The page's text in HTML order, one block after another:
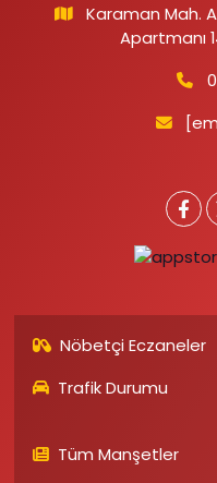
Karaman Mah.
Apartmanı
Nöbetçi Eczaneler
Trafik Durumu
Tüm Manşetler